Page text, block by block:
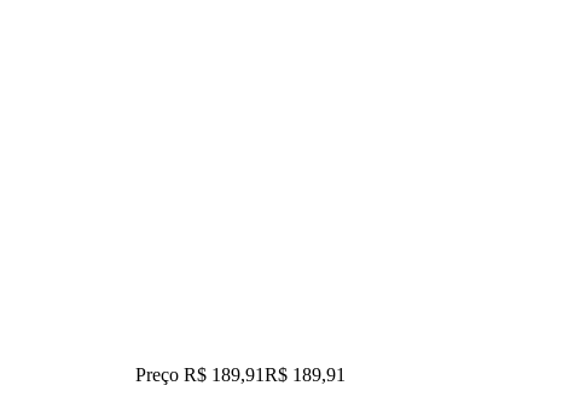
Preço R$ 189,91R$ 189,91